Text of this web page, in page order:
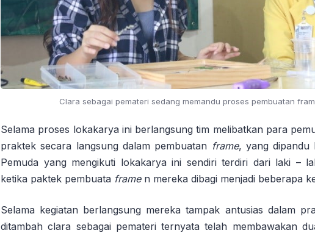
Clara sebagai pemateri sedang memandu proses pembuatan
Selama proses lokakarya ini berlangsung tim melibatkan para
praktek secara langsung dalam pembuatan frame, yang dipandu
Pemuda yang mengikuti lokakarya ini sendiri terdiri dari laki –
ketika paktek pembuata framen mereka dibagi menjadi beberapa
Selama kegiatan berlangsung mereka tampak antusias dalam
ditambah clara sebagai pemateri ternyata telah membawakan